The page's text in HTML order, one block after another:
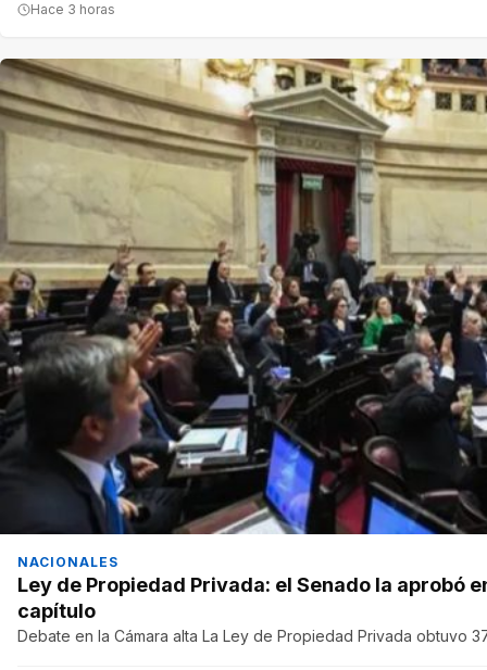
Hace 3 horas
NACIONALES
Ley de Propiedad Privada: el Senado la aprobó
capítulo
Debate en la Cámara alta La Ley de Propiedad Privada obtuvo